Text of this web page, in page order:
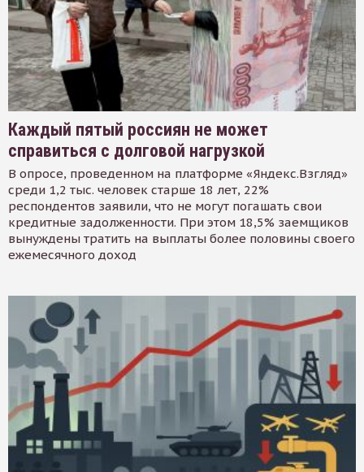
Каждый пятый россиян не может
справиться с долговой нагрузкой
В опросе, проведенном на платформе «Яндекс.Взгляд»
среди 1,2 тыс. человек старше 18 лет, 22%
респондентов заявили, что не могут погашать свои
кредитные задолженности. При этом 18,5% заемщиков
вынуждены тратить на выплаты более половины своего
ежемесячного доход